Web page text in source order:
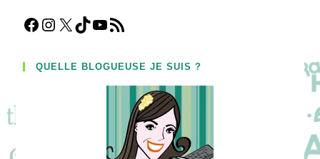
Facebook
Instagram
X TikTokYouTube
Flux RSS
QUELLE BLOGUEUSE JE SUIS ?